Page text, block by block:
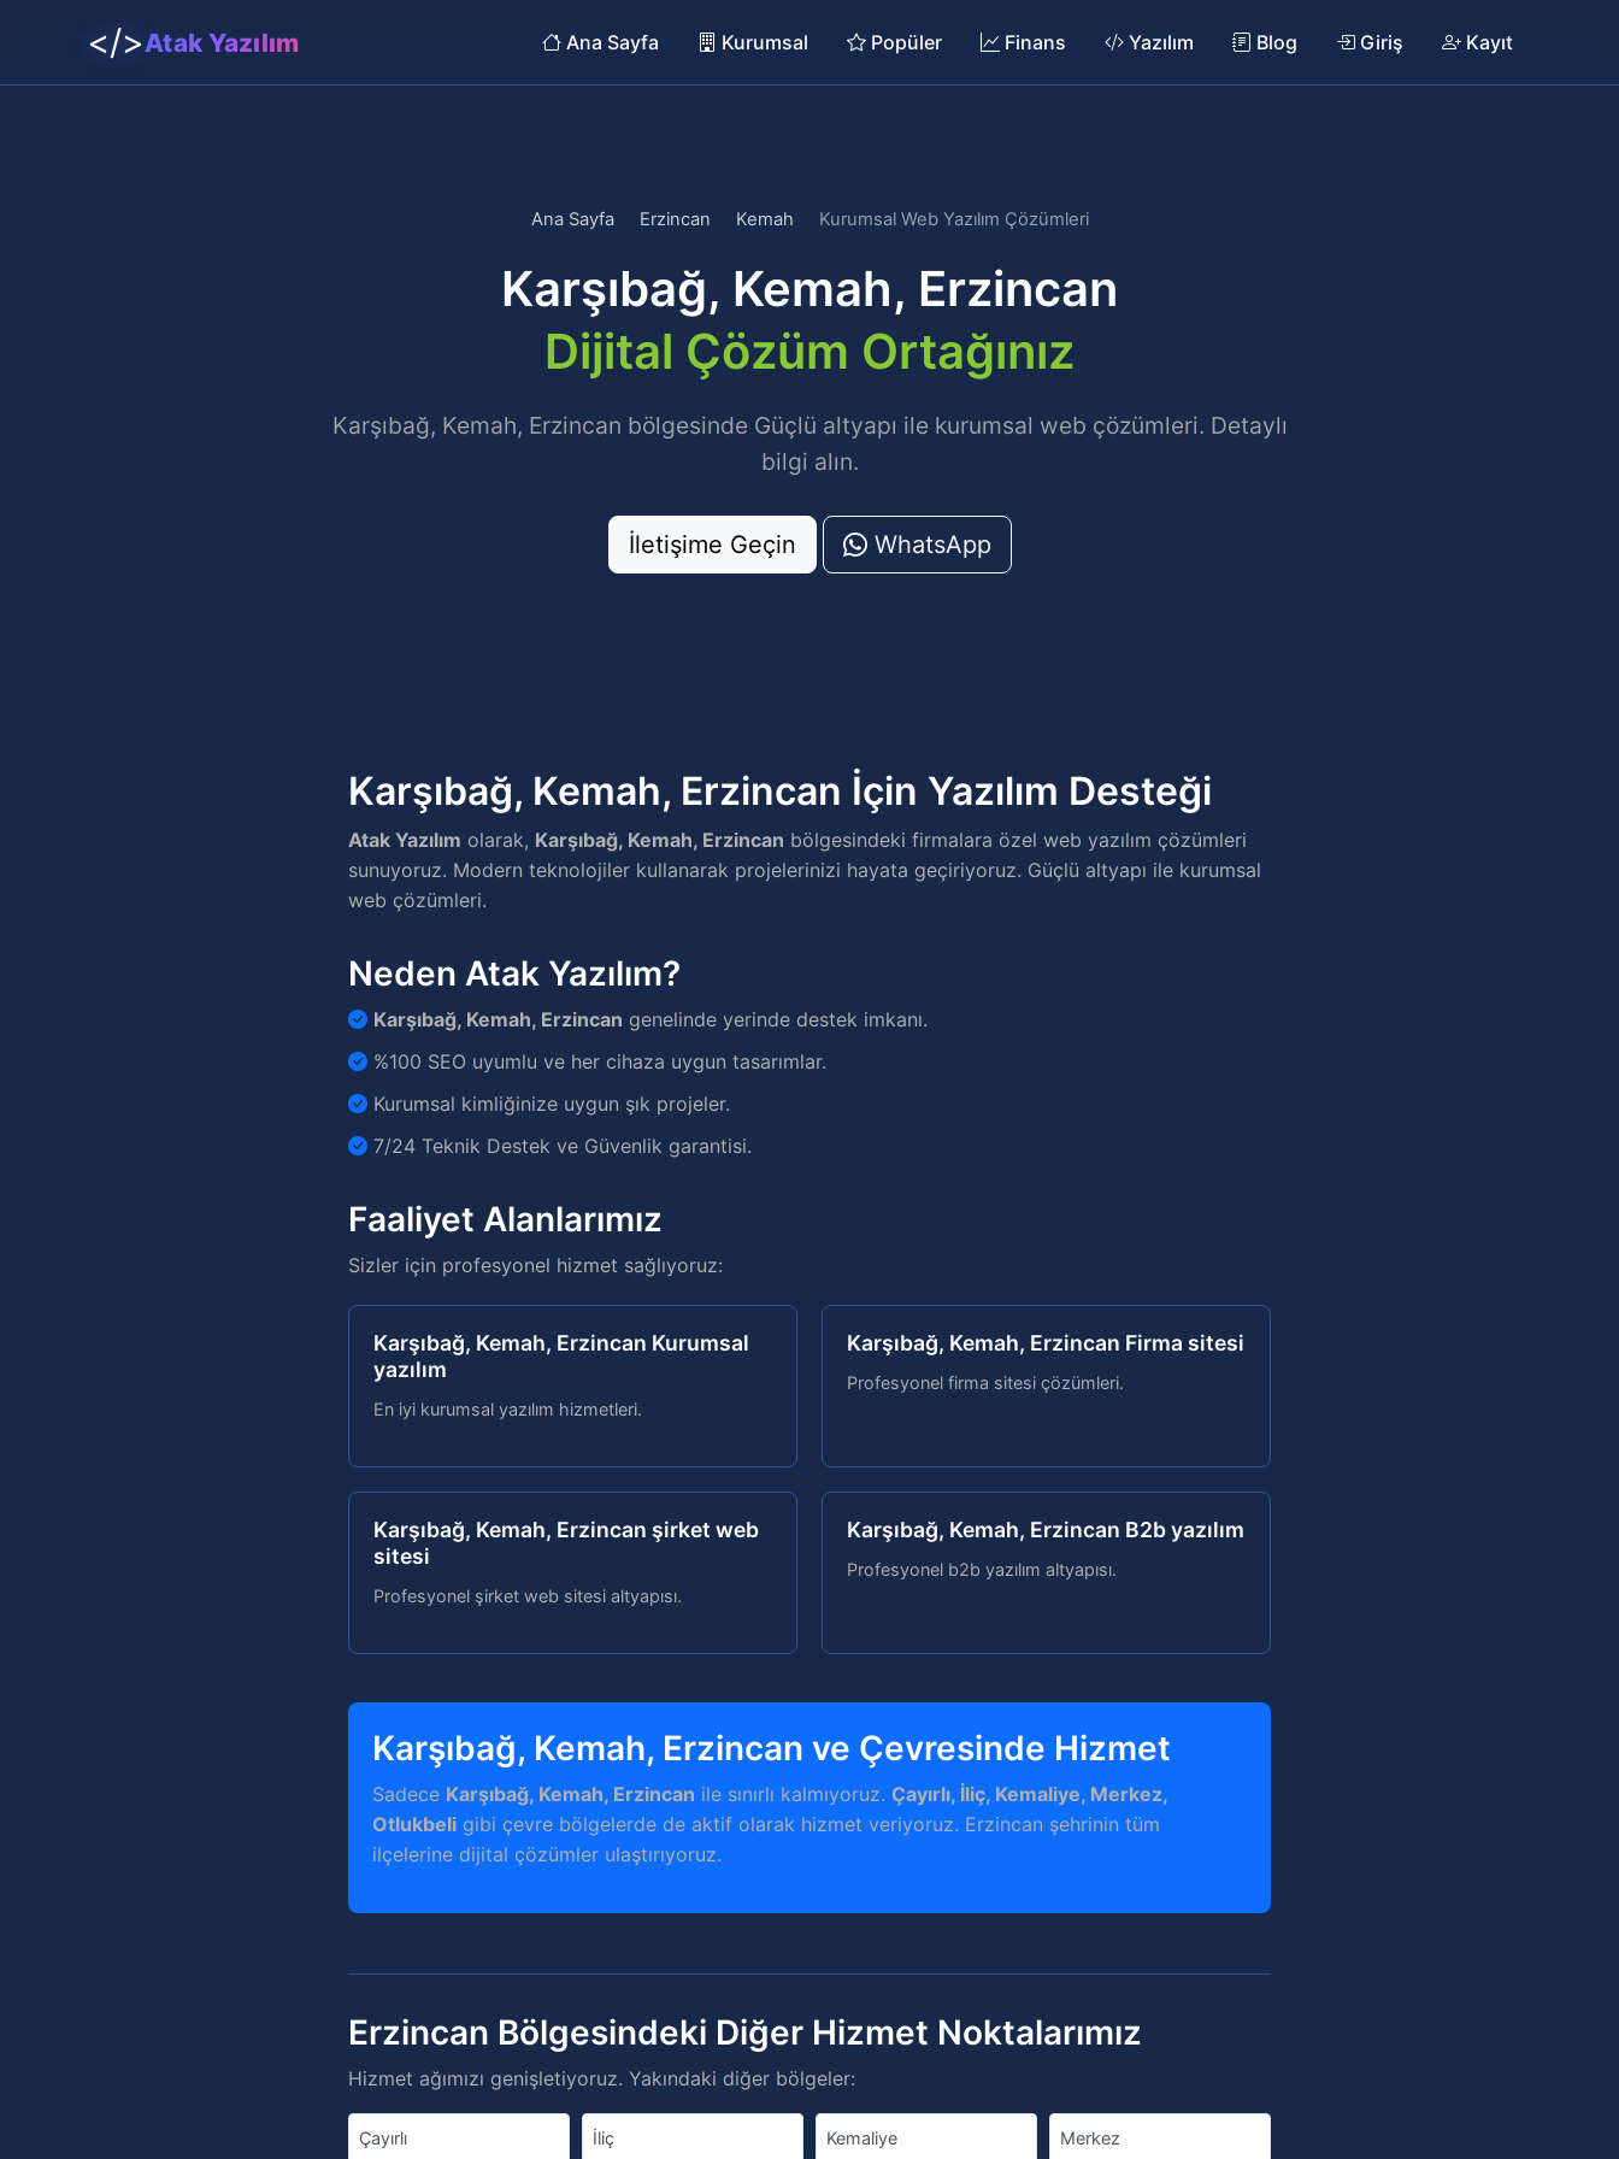
</>Atak Yazılım Ana Sayfa Kurumsal Popüler Finans Yazılım Blog Giriş Kayıt
Ana Sayfa Erzincan Kemah Kurumsal Web Yazılım Çözümleri
Karşıbağ, Kemah, Erzincan
Dijital Çözüm Ortağınız
Karşıbağ, Kemah, Erzincan bölgesinde Güçlü altyapı ile kurumsal web çözümleri. Detaylı
bilgi alın.
İletişime Geçin WhatsApp
Karşıbağ, Kemah, Erzincan İçin Yazılım Desteği
Atak Yazılım olarak, Karşıbağ, Kemah, Erzincan bölgesindeki firmalara özel web yazılım çözümleri
sunuyoruz. Modern teknolojiler kullanarak projelerinizi hayata geçiriyoruz. Güçlü altyapı ile kurumsal
web çözümleri.
Neden Atak Yazılım?
Karşıbağ, Kemah, Erzincan genelinde yerinde destek imkanı.
%100 SEO uyumlu ve her cihaza uygun tasarımlar.
Kurumsal kimliğinize uygun şık projeler.
7/24 Teknik Destek ve Güvenlik garantisi.
Faaliyet Alanlarımız
Sizler için profesyonel hizmet sağlıyoruz:
Karşıbağ, Kemah, Erzincan Kurumsal
yazılım
En iyi kurumsal yazılım hizmetleri.
Karşıbağ, Kemah, Erzincan Firma sitesi
Profesyonel firma sitesi çözümleri.
Karşıbağ, Kemah, Erzincan şirket web
sitesi
Profesyonel şirket web sitesi altyapısı.
Karşıbağ, Kemah, Erzincan B2b yazılım
Profesyonel b2b yazılım altyapısı.
Karşıbağ, Kemah, Erzincan ve Çevresinde Hizmet
Sadece Karşıbağ, Kemah, Erzincan ile sınırlı kalmıyoruz.Çayırlı, İliç, Kemaliye, Merkez,
Otlukbeli gibi çevre bölgelerde de aktif olarak hizmet veriyoruz. Erzincan şehrinin tüm
ilçelerine dijital çözümler ulaştırıyoruz.
Erzincan Bölgesindeki Diğer Hizmet Noktalarımız
Hizmet ağımızı genişletiyoruz. Yakındaki diğer bölgeler:
Çayırlı İliç Kemaliye Merkez